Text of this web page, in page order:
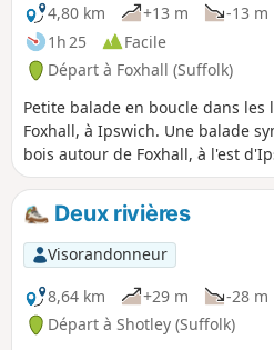
4,80 km
+13 m
-13 m
1h 25
Facile
Départ à Foxhall (Suffolk)
Petite balade en boucle dans les
Foxhall, à Ipswich. Une balade
bois autour de Foxhall, à l'est
courte, mais c'est quand même
une heure ou deux. Des bois
coule et, si tu regardes bien, tu
qu'il reste de l'église All Saints de
Deux rivières
Visorandonneur
8,64 km
+29 m -28 m
Départ à Shotley (Suffolk)